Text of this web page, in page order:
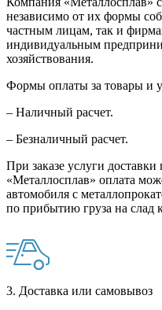
независимо от их формы
частным лицам, так и
индивидуальным
хозяйствования.
Формы оплаты за товары и
– Наличный расчет.
– Безналичный расчет.
При заказе услуги
«Металлосплав» оплата
автомобиля с
по прибытию груза на слад
3. Доставка или самовывоз